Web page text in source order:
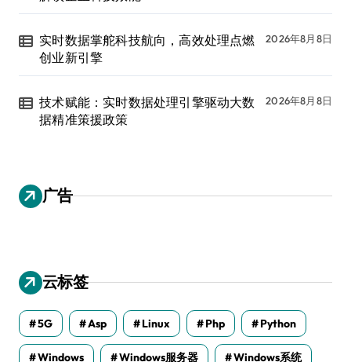
实时数据掌舵科技航向，高效处理点燃
创业新引擎
2026年8月8日
技术赋能：实时数据处理引擎驱动大数
据精准策援政策
2026年8月8日
广告
云标签
5G Asp Linux Php Python
Windows Windows服务器 Windows系统